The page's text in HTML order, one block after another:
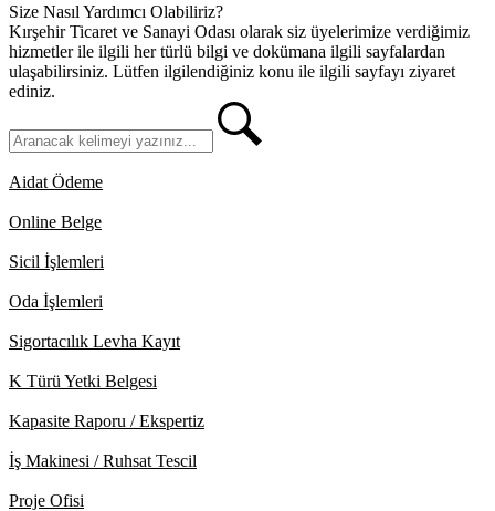
Size Nasıl Yardımcı Olabiliriz?
Kırşehir Ticaret ve Sanayi Odası olarak siz üyelerimize verdiğimiz
hizmetler ile ilgili her türlü bilgi ve dokümana ilgili sayfalardan
ulaşabilirsiniz. Lütfen ilgilendiğiniz konu ile ilgili sayfayı ziyaret
ediniz.
Aidat Ödeme
Online Belge
Sicil İşlemleri
Oda İşlemleri
Sigortacılık Levha Kayıt
K Türü Yetki Belgesi
Kapasite Raporu / Ekspertiz
İş Makinesi / Ruhsat Tescil
Proje Ofisi